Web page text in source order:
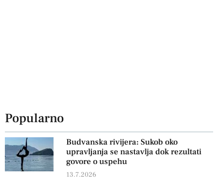
Popularno
Budvanska rivijera: Sukob oko
upravljanja se nastavlja dok rezultati
govore o uspehu
13.7.2026